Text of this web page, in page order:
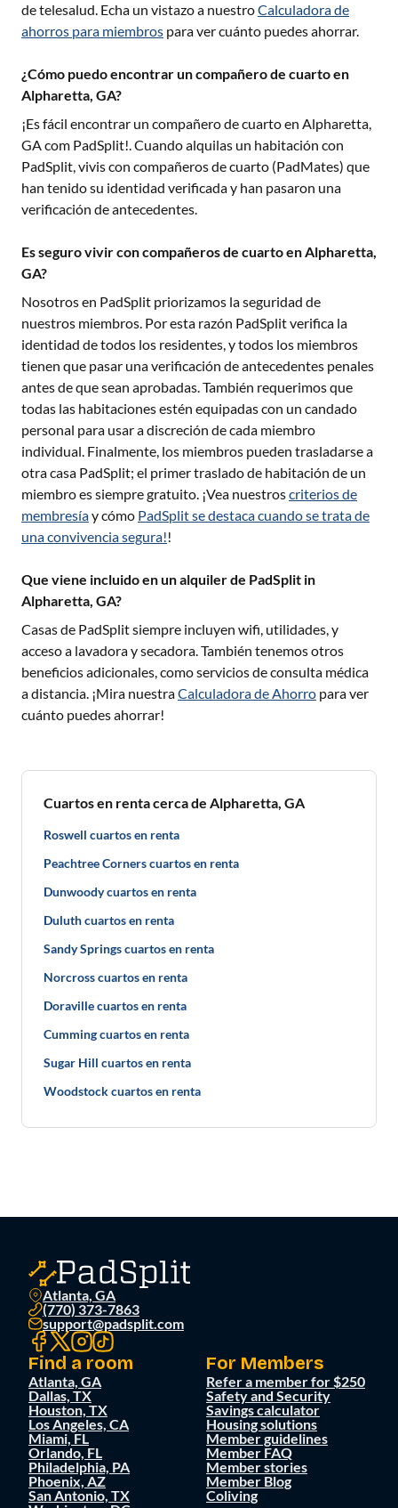
de telesalud. Echa un vistazo a nuestroCalculadora de
ahorros para miembros para ver cuánto puedes ahorrar.
¿Cómo puedo encontrar un compañero de cuarto en
Alpharetta, GA?
¡Es fácil encontrar un compañero de cuarto en Alpharetta,
GAcom PadSplit!. Cuando alquilas un habitación con
PadSplit, vivis con compañeros de cuarto (PadMates) que
han tenido su identidad verificada y han pasaron una
verificación de antecedentes.
Es seguro vivir con compañeros de cuarto en Alpharetta,
GA?
Nosotros en PadSplit priorizamos la seguridad de
nuestros miembros. Por esta razón PadSplit verifica la
identidad de todos los residentes, y todos los miembros
tienen que pasar una verificación de antecedentes penales
antes de que sean aprobadas. También requerimos que
todas las habitaciones estén equipadas con un candado
personal para usar a discreción de cada miembro
individual. Finalmente, los miembros pueden trasladarse a
otra casa PadSplit; el primer traslado de habitación de un
miembro es siempre gratuito. ¡Vea nuestroscriterios de
membresíay cómo PadSplit se destaca cuando se trata de
una convivencia segura!!
Que viene incluido en un alquiler de PadSplit in
Alpharetta, GA?
Casas de PadSplit siempre incluyen wifi, utilidades, y
acceso a lavadora y secadora. También tenemos otros
beneficios adicionales, como servicios de consulta médica
a distancia. ¡Mira nuestraCalculadora de Ahorro para ver
cuánto puedes ahorrar!
Cuartos en renta cerca de Alpharetta, GA
Roswell cuartos en renta
Peachtree Corners cuartos en renta
Dunwoody cuartos en renta
Duluth cuartos en renta
Sandy Springs cuartos en renta
Norcross cuartos en renta
Doraville cuartos en renta
Cumming cuartos en renta
Sugar Hill cuartos en renta
Woodstock cuartos en renta
Atlanta, GA
(770) 373-7863
support@padsplit.com
Find a room
Atlanta, GA
Dallas, TX
Houston, TX
Los Angeles, CA
Miami, FL
Orlando, FL
Philadelphia, PA
Phoenix, AZ
San Antonio, TX
For Members
Refer a member for $250
Safety and Security
Savings calculator
Housing solutions
Member guidelines
Member FAQ
Member stories
Member Blog
Coliving